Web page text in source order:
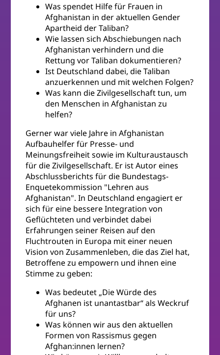
Was spendet Hilfe für Frauen in
Afghanistan in der aktuellen Gender
Apartheid der Taliban?
Wie lassen sich Abschiebungen nach
Afghanistan verhindern und die
Rettung vor Taliban dokumentieren?
Ist Deutschland dabei, die Taliban
anzuerkennen und mit welchen Folgen?
Was kann die Zivilgesellschaft tun, um
den Menschen in Afghanistan zu
helfen?
Gerner war viele Jahre in Afghanistan
Aufbauhelfer für Presse- und
Meinungsfreiheit sowie im Kulturaustausch
für die Zivilgesellschaft. Er ist Autor eines
Abschlussberichts für die Bundestags-
Enquetekommission "Lehren aus
Afghanistan". In Deutschland engagiert er
sich für eine bessere Integration von
Geflüchteten und verbindet dabei
Erfahrungen seiner Reisen auf den
Fluchtrouten in Europa mit einer neuen
Vision von Zusammenleben, die das Ziel hat,
Betroffene zu empowern und ihnen eine
Stimme zu geben:
Was bedeutet „Die Würde des
Afghanen ist unantastbar“ als Weckruf
für uns?
Was können wir aus den aktuellen
Formen von Rassismus gegen
Afghan:innen lernen?